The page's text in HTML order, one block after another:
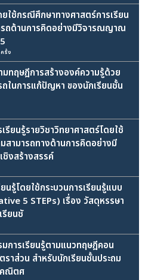
ใช้กรณีศึกษาทางศาสตร์การเรียน
รถด้านการคิดอย่างมีวิจารณญาณ
ครั้ง
ทฤษฎีการสร้างองค์ความรู้ด้วย
ในการแก้ปัญหา ของนักเรียนชั้น
ยนรู้รายวิชาวิทยาศาสตร์โดยใช้
สามารถทางด้านการคิดอย่างมี
งสร้างสรรค์
รู้โดยใช้กระบวนการเรียนรู้แบบ
5 STEPs) เรื่อง วัสดุหรรษา
รียนชั
การเรียนรู้ตามแนวทฤษฎีคอน
าส่วน สำหรับนักเรียนชั้นประถม
คณิตศ